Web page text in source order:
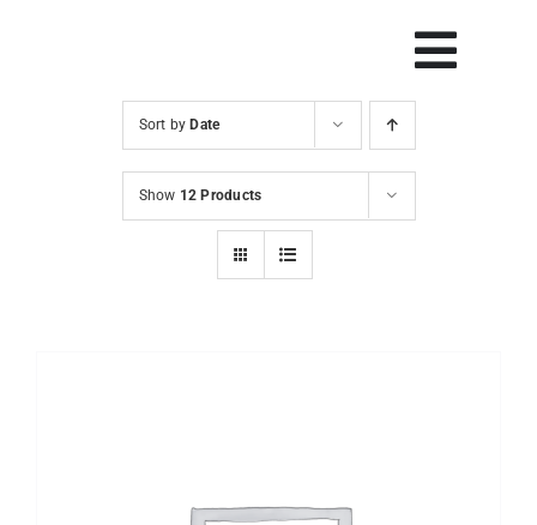
Svetovanje
Rešitve in orodja
Raziskave
Sort by Date
Show 12 Products